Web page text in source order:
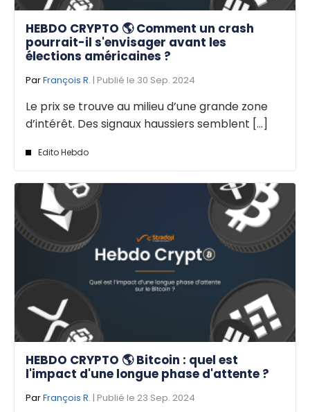
HEBDO CRYPTO 🌎 Comment un crash
pourrait-il s'envisager avant les
élections américaines ?
ParFrançois R. | Publié le 30 Sep. 2024
Le prix se trouve au milieu d’une grande zone
d’intérêt. Des signaux haussiers semblent [...]
Edito Hebdo
HEBDO CRYPTO 🌎 Bitcoin : quel est
l'impact d'une longue phase d'attente ?
ParFrançois R. | Publié le 23 Sep. 2024